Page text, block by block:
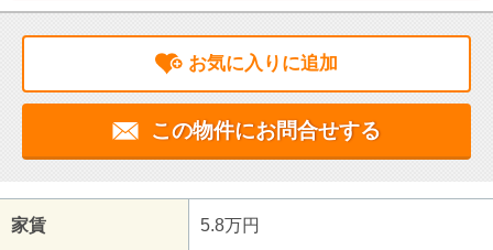
お気に入りに追加
この物件にお問合せする
家賃 5.8万円